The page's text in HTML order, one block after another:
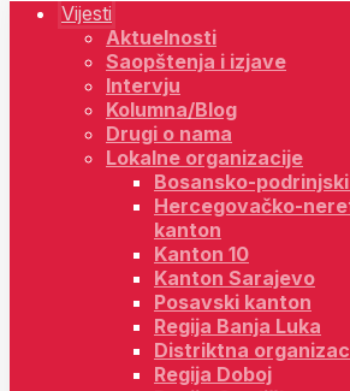
Vijesti
Aktuelnosti
Saopštenja i izjave
Intervju
Kolumna/Blog
Drugi o nama
Lokalne organizacije
Bosansko-
Hercegovačko-
kanton
Kanton 10
Kanton Sarajevo
Posavski kanton
Regija Banja Luka
Distriktna
Regija Doboj